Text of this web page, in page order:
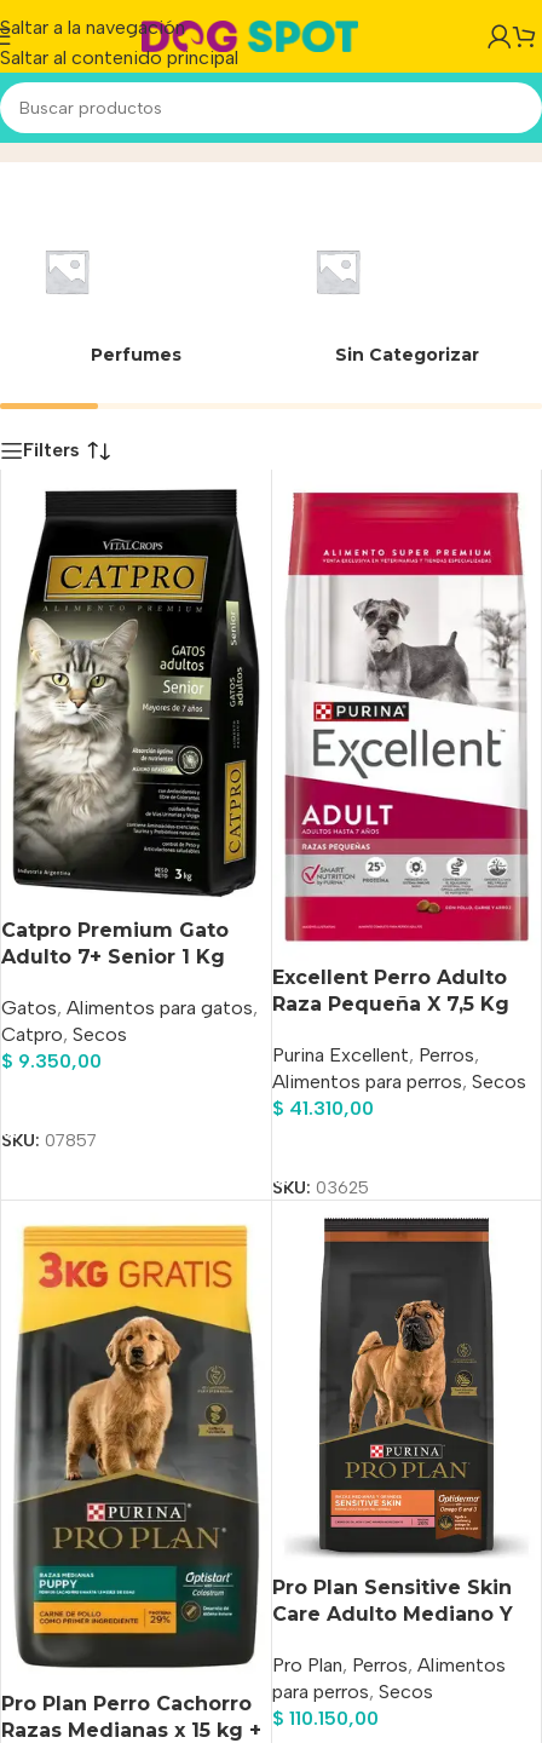
Saltar a la navegación
Saltar al contenido principal
MaízInicio/Producto
Perfumes Sin Categorizar
Filters
Catpro Premium Gato
Adulto 7+ Senior 1 Kg
Gatos, Alimentos para gatos,
Catpro, Secos
$ 9.350,00
SKU: 07857
Excellent Perro Adulto
Raza Pequeña X 7,5 Kg
Purina Excellent, Perros,
Alimentos para perros, Secos
$ 41.310,00
SKU: 03625
Pro Plan Perro Cachorro
Razas Medianas x 15 kg +
Pro Plan Sensitive Skin
Care Adulto Mediano Y
Pro Plan, Perros, Alimentos
para perros, Secos
$ 110.150,00